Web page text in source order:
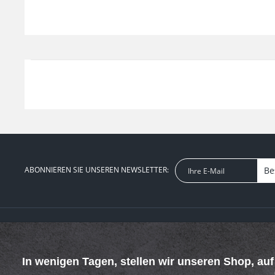
ABONNIEREN SIE UNSEREN NEWSLETTER:
In wenigen Tagen, stellen wir unseren Shop,
SERVICE HOTLINE
Telefonische Unterstützung und Beratung unter:
SHOP SERVICE
Defektes Produkt